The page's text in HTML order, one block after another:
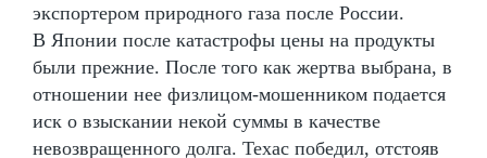
экспортером природного газа после России.
В Японии после катастрофы цены на продукты
были прежние. После того как жертва выбрана, в
отношении нее физлицом-мошенником подается
иск о взыскании некой суммы в качестве
невозвращенного долга. Техас победил, отстояв